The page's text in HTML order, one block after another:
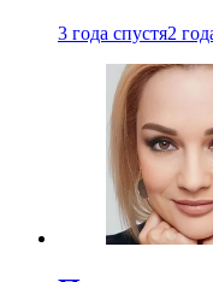
3 года спустя2